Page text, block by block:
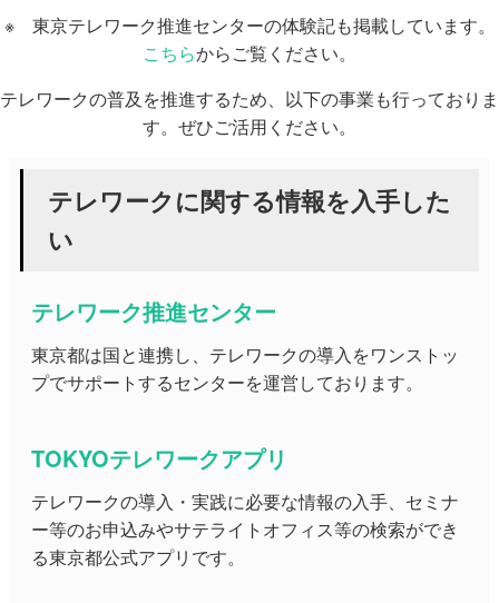
※ 東京テレワーク推進センターの体験記も掲載しています。
こちらからご覧ください。
テレワークの普及を推進するため、以下の事業も行っておりま
す。ぜひご活用ください。
テレワークに関する情報を入手した
い
テレワーク推進センター
東京都は国と連携し、テレワークの導入をワンストッ
プでサポートするセンターを運営しております。
TOKYOテレワークアプリ
テレワークの導入・実践に必要な情報の入手、セミナ
ー等のお申込みやサテライトオフィス等の検索ができ
る東京都公式アプリです。